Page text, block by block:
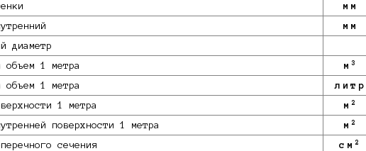
мм
мм
диаметр
объем 1 метра м 3
объем 1 метра литр
1 метра м 2
поверхности 1 метра м 2
сечения см 2